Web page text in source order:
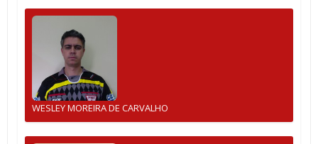
WESLEY MOREIRA DE CARVALHO